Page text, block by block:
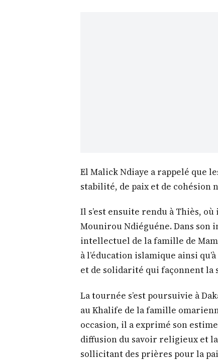
El Malick Ndiaye a rappelé que
stabilité, de paix et de cohésion
Il s’est ensuite rendu à Thiès,
Mounirou Ndiéguéne. Dans
intellectuel de la famille de
à l’éducation islamique ainsi
et de solidarité qui façonnent la
La tournée s’est poursuivie à
au Khalife de la famille
occasion, il a exprimé son
diffusion du savoir religieux et
sollicitant des prières pour la